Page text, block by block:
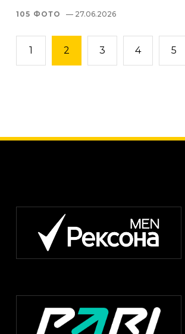
105 ФОТО — 27.06.2026
1 2 3 4 5